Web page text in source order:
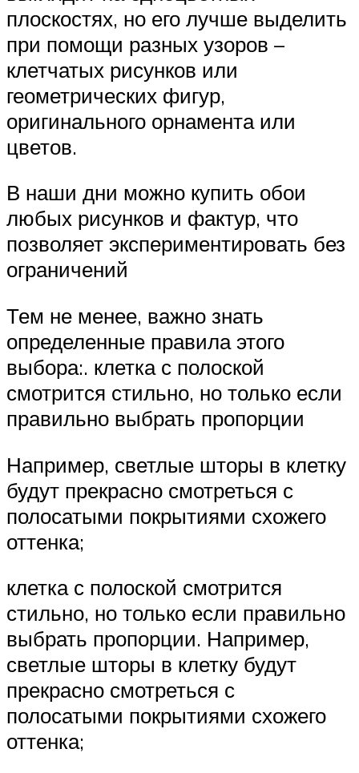
плоскостях, но его лучше выделить
при помощи разных узоров –
клетчатых рисунков или
геометрических фигур,
оригинального орнамента или
цветов.
В наши дни можно купить обои
любых рисунков и фактур, что
позволяет экспериментировать без
ограничений
Тем не менее, важно знать
определенные правила этого
выбора:. клетка с полоской
смотрится стильно, но только если
правильно выбрать пропорции
Например, светлые шторы в клетку
будут прекрасно смотреться с
полосатыми покрытиями схожего
оттенка;
клетка с полоской смотрится
стильно, но только если правильно
выбрать пропорции. Например,
светлые шторы в клетку будут
прекрасно смотреться с
полосатыми покрытиями схожего
оттенка;